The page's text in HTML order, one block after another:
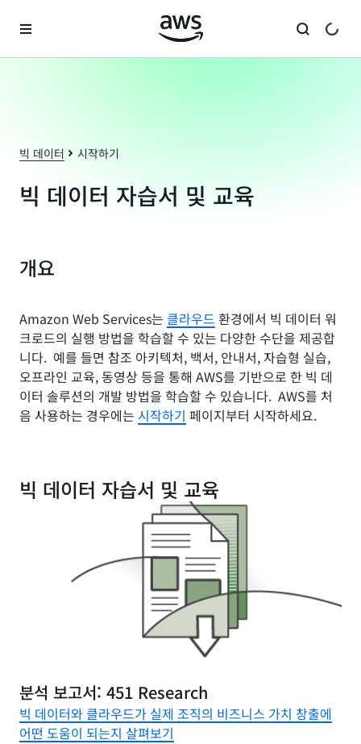
빅 데이터 시작하기
빅 데이터 자습서 및 교육
개요
Amazon Web Services는 클라우드 환경에서 빅 데이터 워
크로드의 실행 방법을 학습할 수 있는 다양한 수단을 제공합
니다. 예를 들면 참조 아키텍처, 백서, 안내서, 자습형 실습,
오프라인 교육, 동영상 등을 통해 AWS를 기반으로 한 빅 데
이터 솔루션의 개발 방법을 학습할 수 있습니다. AWS를 처
음 사용하는 경우에는 시작하기 페이지부터 시작하세요.
빅 데이터 자습서 및 교육
분석 보고서: 451 Research
빅 데이터와 클라우드가 실제 조직의 비즈니스 가치 창출에
어떤 도움이 되는지 살펴보기